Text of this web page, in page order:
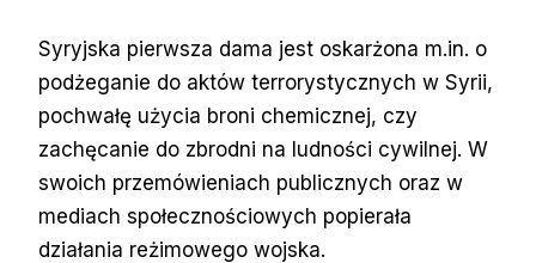
Syryjska pierwsza dama jest oskarżona m.in. o
podżeganie do aktów terrorystycznych w Syrii,
pochwałę użycia broni chemicznej, czy
zachęcanie do zbrodni na ludności cywilnej. W
swoich przemówieniach publicznych oraz w
mediach społecznościowych popierała
działania reżimowego wojska.